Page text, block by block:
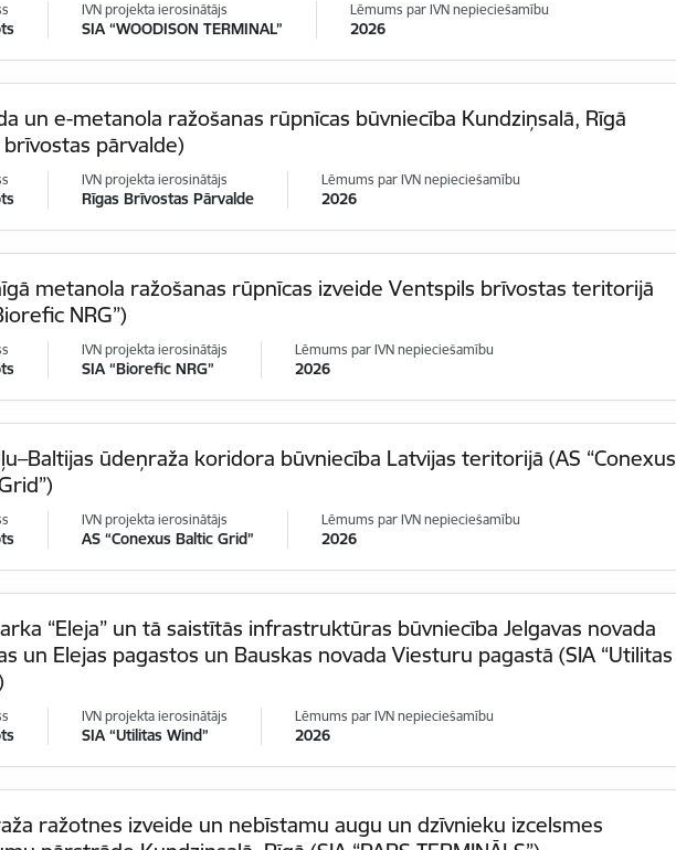
IVN projekta ierosinātājs
SIA “WOODISON TERMINAL”
Lēmums par IVN nepieciešamību
2026
un e-metanola ražošanas rūpnīcas būvniecība Kundziņsalā, Rīgā
brīvostas pārvalde)
IVN projekta ierosinātājs
Rīgas Brīvostas Pārvalde
Lēmums par IVN nepieciešamību
2026
metanola ražošanas rūpnīcas izveide Ventspils brīvostas teritorijā
NRG”)
IVN projekta ierosinātājs
SIA “Biorefic NRG”
Lēmums par IVN nepieciešamību
2026
ūdeņraža koridora būvniecība Latvijas teritorijā (AS “Conexus
IVN projekta ierosinātājs
AS “Conexus Baltic Grid”
Lēmums par IVN nepieciešamību
2026
“Eleja” un tā saistītās infrastruktūras būvniecība Jelgavas novada
un Elejas pagastos un Bauskas novada Viesturu pagastā (SIA “Utilitas
IVN projekta ierosinātājs
SIA “Utilitas Wind”
Lēmums par IVN nepieciešamību
2026
ražotnes izveide un nebīstamu augu un dzīvnieku izcelsmes